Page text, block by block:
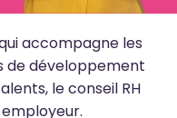
accompagne les
de développement
le conseil RH